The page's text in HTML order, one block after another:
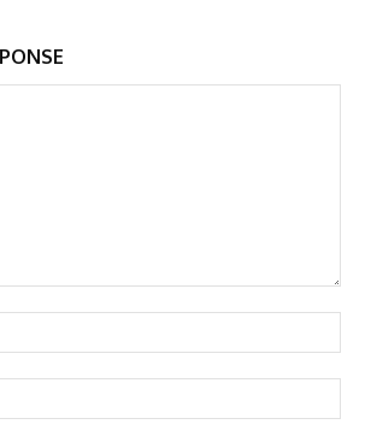
:*
:*